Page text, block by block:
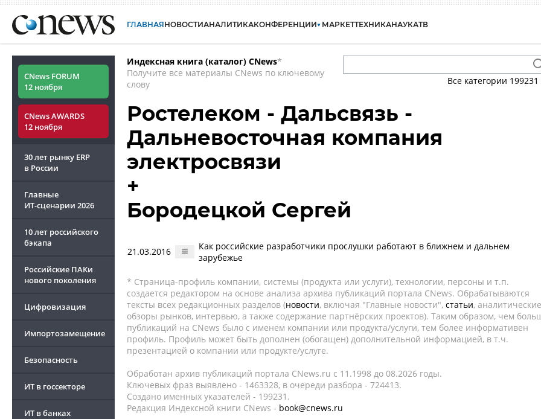
ГЛАВНАЯНОВОСТИАНАЛИТИКАКОНФЕРЕНЦИИ МАРКЕТТЕХНИКАНАУКАТВ
CNews FORUM
12 ноября
CNews AWARDS
12 ноября
30 лет рынку ERP
в России
Главные
ИТ-сценарии 2026
10 лет российского
бэкапа
Российские ПАКи
нового поколения
Цифровизация
Импортозамещение
Безопасность
ИТ в госсекторе
ИТ в банках
Индексная книга (каталог) CNews*
Получите все материалы CNews по ключевому
слову
Все категории 199231
Ростелеком - Дальсвязь -
Дальневосточная компания
электросвязи
+
Бородецкой Сергей
21.03.2016
Как российские разработчики прослушки работают в ближнем и дальнем
зарубежье
* Страница-профиль компании, системы (продукта или услуги), технологии, персоны и т.п.
создается редактором на основе анализа архива публикаций портала CNews. Обрабатываются
тексты всех редакционных разделов (новости, включая "Главные новости", статьи, аналитические
обзоры рынков, интервью, а также содержание партнёрских проектов). Таким образом, чем
публикаций на CNews было с именем компании или продукта/услуги, тем более информативен
профиль. Профиль может быть дополнен (обогащен) дополнительной информацией, в т.ч.
презентацией о компании или продукте/услуге.
Обработан архив публикаций портала CNews.ru c 11.1998 до 08.2026 годы.
Ключевых фраз выявлено - 1463328, в очереди разбора - 724413.
Создано именных указателей - 199231.
Редакция Индексной книги CNews - book@cnews.ru